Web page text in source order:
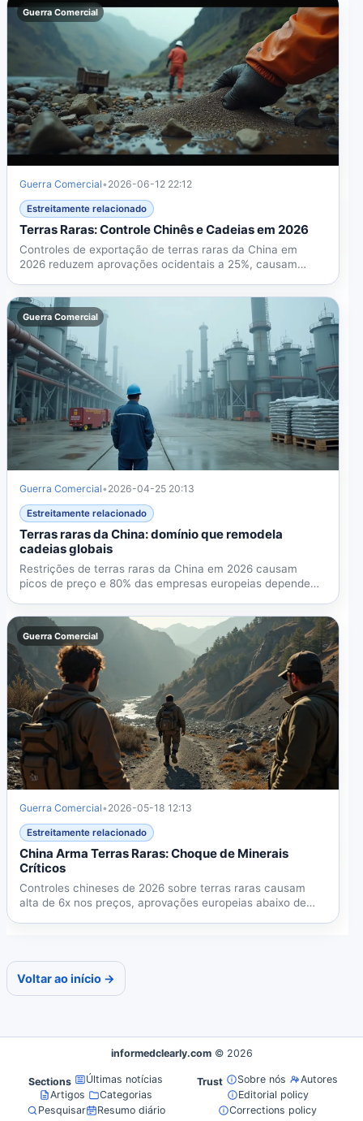
Guerra Comercial
Guerra Comercial• 2026-06-12 22:12
Estreitamente relacionado
Terras Raras: Controle Chinês e Cadeias em 2026
Controles de exportação de terras raras da China em
2026 reduzem aprovações ocidentais a 25%, causam
Guerra Comercial
Guerra Comercial• 2026-04-25 20:13
Estreitamente relacionado
Terras raras da China: domínio que remodela
cadeias globais
Restrições de terras raras da China em 2026 causam
picos de preço e 80% das empresas europeias dependem.
Guerra Comercial
Guerra Comercial• 2026-05-18 12:13
Estreitamente relacionado
China Arma Terras Raras: Choque de Minerais
Críticos
Controles chineses de 2026 sobre terras raras causam
alta de 6x nos preços, aprovações europeias abaixo de
Voltar ao início →
informedclearly.com © 2026
Sections
Últimas notícias
Artigos
Categorias
Pesquisar
Resumo diário
Trust Sobre nós
Autores
Editorial policy
Corrections policy